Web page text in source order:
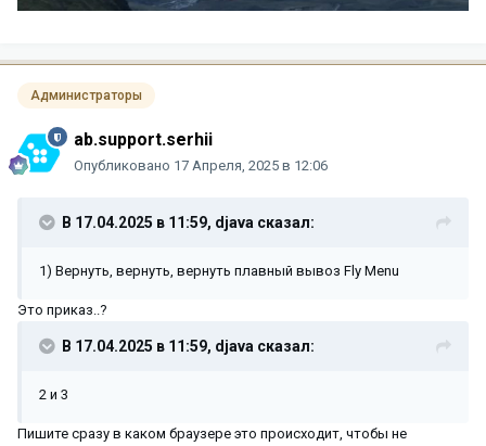
Администраторы
ab.support.serhii
Опубликовано 17 Апреля, 2025 в 12:06
В 17.04.2025 в 11:59, djava сказал:
1) Вернуть, вернуть, вернуть плавный вывоз Fly Menu
Это приказ..?
В 17.04.2025 в 11:59, djava сказал:
2 и 3
Пишите сразу в каком браузере это происходит, чтобы не